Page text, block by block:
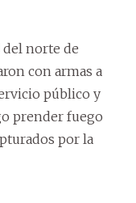
norte de
con armas a
público y
prender fuego
por la